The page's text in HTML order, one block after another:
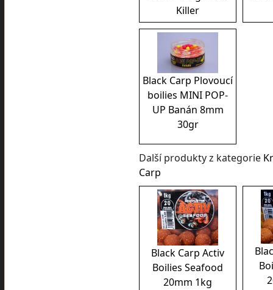
Killer
Black Carp Plovoucí
boilies MINI POP-
UP Banán 8mm
30gr
Další produkty z kategorie
Carp
Black Carp Activ
Boilies Seafood
20mm 1kg